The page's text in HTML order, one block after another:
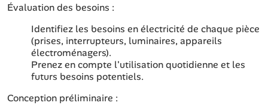
Évaluation des besoins :
Identifiez les besoins en électricité de chaque pièce
(prises, interrupteurs, luminaires, appareils
électroménagers).
Prenez en compte l'utilisation quotidienne et les
futurs besoins potentiels.
Conception préliminaire :